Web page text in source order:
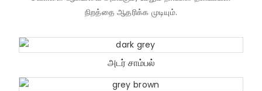
நிறத்தை ஆதரிக்க முடியும்.
அடர் சாம்பல்